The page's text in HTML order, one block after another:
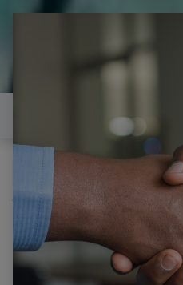
il est
heureux
Tous les produits
LG 47LB630V CARTE
EAX65423801 2.2 REV 2.1